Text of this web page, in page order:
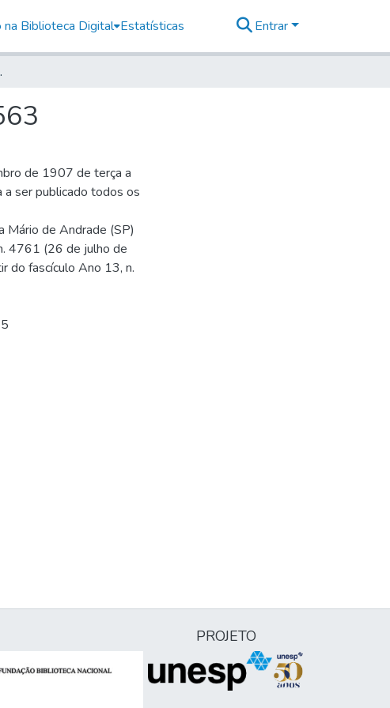
na Biblioteca Digital Estatísticas Entrar
n. 4563
de 1907 de terça a
ser publicado todos os
Mário de Andrade (SP)
4761 (26 de julho de
do fascículo Ano 13, n.
PROJETO